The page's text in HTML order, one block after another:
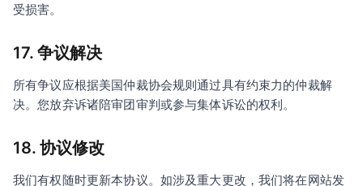
受损害。
17. 争议解决
所有争议应根据美国仲裁协会规则通过具有约束力的仲裁解
决。您放弃诉诸陪审团审判或参与集体诉讼的权利。
18. 协议修改
我们有权随时更新本协议。如涉及重大更改，我们将在网站发